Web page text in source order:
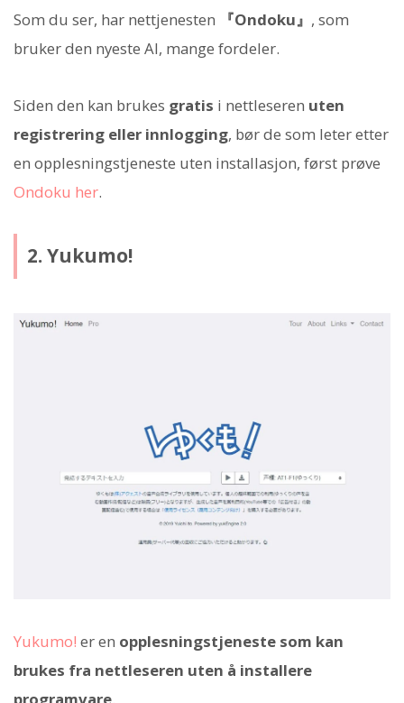
Som du ser, har nettjenesten 『Ondoku』 , som
bruker den nyeste AI, mange fordeler.
Siden den kan brukes gratis i nettleseren uten
registrering eller innlogging, bør de som leter etter
en opplesningstjeneste uten installasjon, først prøve
Ondoku her.
2. Yukumo!
Yukumo! er en opplesningstjeneste som kan
brukes fra nettleseren uten å installere
programvare.